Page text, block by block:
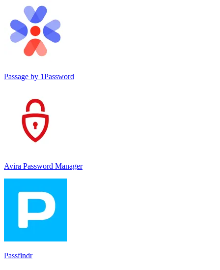
Passage by 1Password
Avira Password Manager
Passfindr